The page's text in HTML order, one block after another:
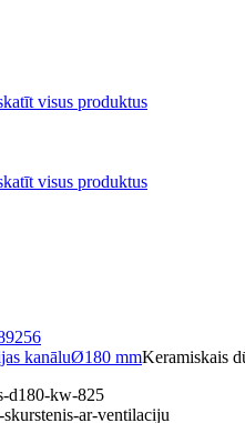
visus produktus
visus produktus
kanāluØ180 mmKeramiskais